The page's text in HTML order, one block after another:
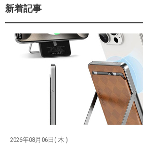
新着記事
2026年08月06日( 木 )